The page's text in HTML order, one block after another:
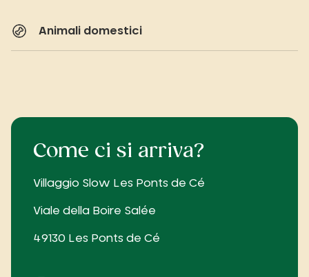
Animali domestici
Come ci si arriva?
Villaggio Slow Les Ponts de Cé
Viale della Boire Salée
49130 Les Ponts de Cé